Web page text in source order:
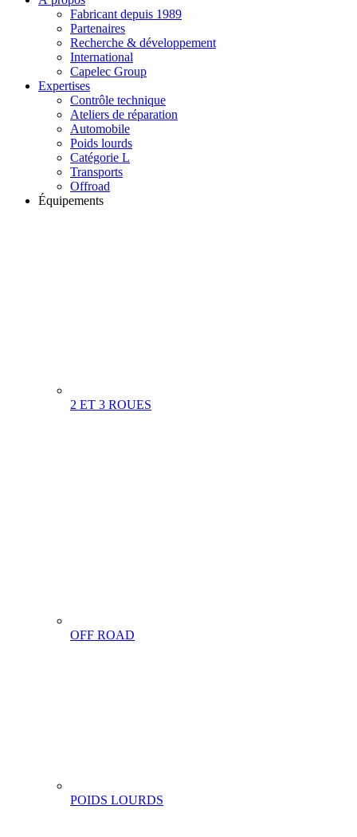
Fabricant depuis 1989
Partenaires
Recherche & développement
International
Capelec Group
Expertises
Contrôle technique
Ateliers de réparation
Automobile
Poids lourds
Catégorie L
Transports
Offroad
Équipements
2 ET 3 ROUES
OFF ROAD
POIDS LOURDS